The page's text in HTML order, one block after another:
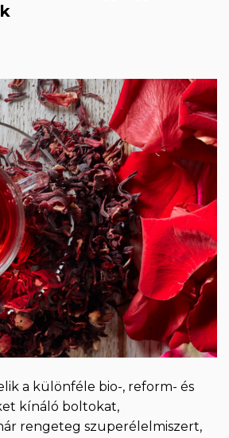
a különféle bio-, reform- és
kínáló boltokat,
rengeteg szuperélelmiszert,